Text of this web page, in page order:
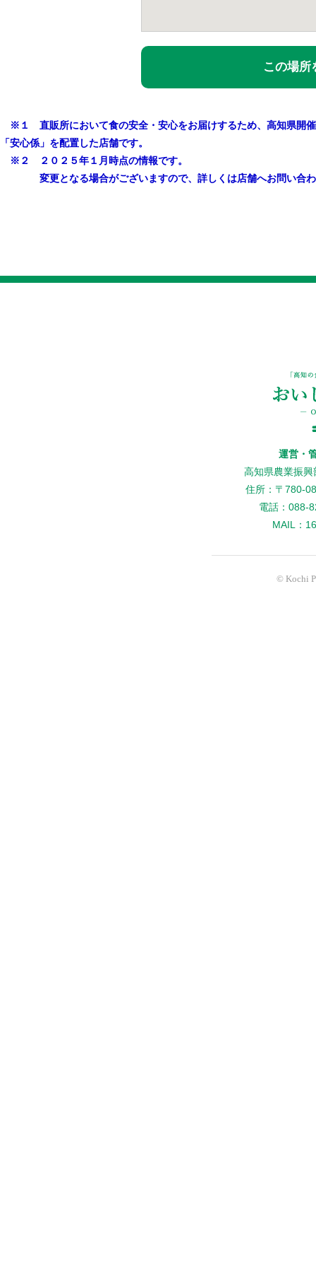
この場所
※１ 直販所において食の安全・安心をお届けするため、高知県開
「安心係」を配置した店舗です。
※２ ２０２５年１月時点の情報です。
変更となる場合がございますので、詳しくは店舗へお問い合わ
運営・
高知県農業振
住所：〒780-
電話：088-
MAIL：
© Kochi